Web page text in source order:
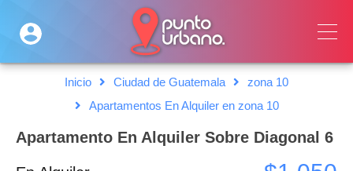
Inicio Ciudad de Guatemala
zona 10
Apartamentos En Alquiler en zona 10
Apartamento En Alquiler Sobre Diagonal 6